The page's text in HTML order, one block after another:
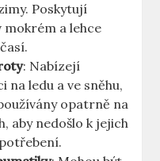
Poskytují
mokrém a lehce
: Nabízejí
na ledu a ve sněhu,
opatrně na
aby nedošlo k jejich